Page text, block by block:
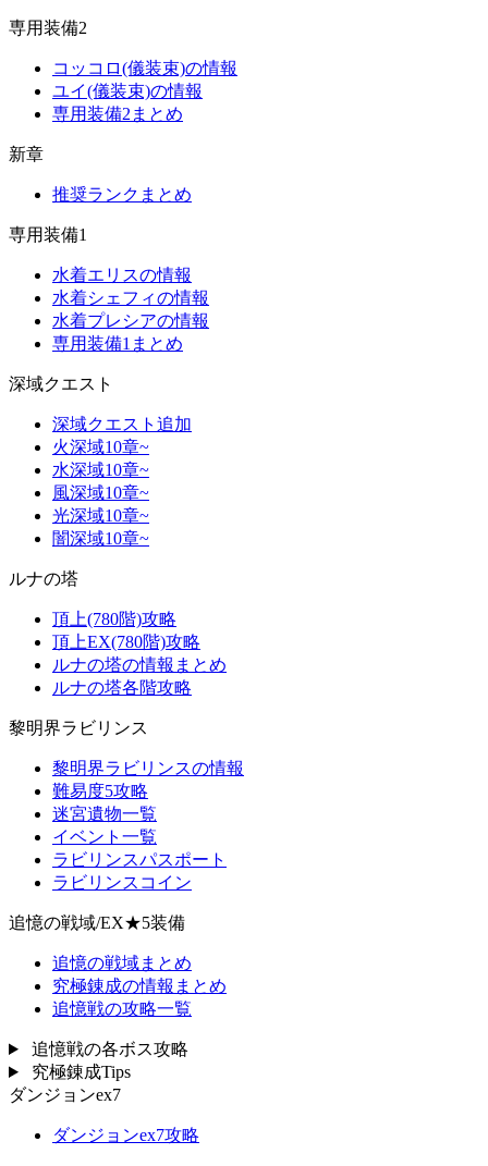
専用装備2
コッコロ(儀装束)の情報
ユイ(儀装束)の情報
専用装備2まとめ
新章
推奨ランクまとめ
専用装備1
水着エリスの情報
水着シェフィの情報
水着プレシアの情報
専用装備1まとめ
深域クエスト
深域クエスト追加
火深域10章~
水深域10章~
風深域10章~
光深域10章~
闇深域10章~
ルナの塔
頂上(780階)攻略
頂上EX(780階)攻略
ルナの塔の情報まとめ
ルナの塔各階攻略
黎明界ラビリンス
黎明界ラビリンスの情報
難易度5攻略
迷宮遺物一覧
イベント一覧
ラビリンスパスポート
ラビリンスコイン
追憶の戦域/EX★5装備
追憶の戦域まとめ
究極錬成の情報まとめ
追憶戦の攻略一覧
追憶戦の各ボス攻略
究極錬成Tips
ダンジョンex7
ダンジョンex7攻略